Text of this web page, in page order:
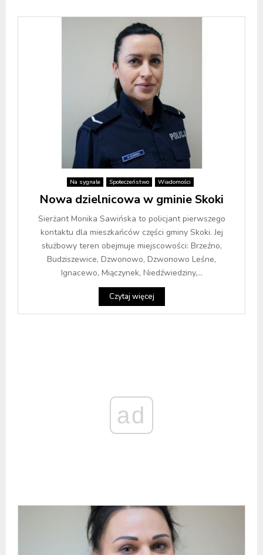
Na sygnale Społeczeństwo Wiadomości
Nowa dzielnicowa w gminie Skoki
Sierżant Monika Sawińska to policjant pierwszego
kontaktu dla mieszkańców części gminy Skoki. Jej
służbowy teren obejmuje miejscowości: Brzeźno,
Budziszewice, Dzwonowo, Dzwonowo Leśne,
Ignacewo, Miączynek, Niedźwiedziny,...
Czytaj więcej
ad